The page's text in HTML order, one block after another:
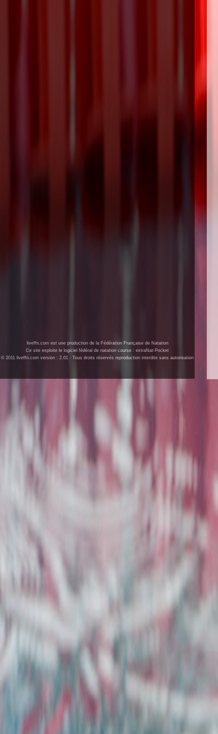
liveffn.com est une production de la Fédération Française de Natation
Ce site exploite le logiciel fédéral de natation course : extraNat-Pocket
© 2011 liveffn.com version : 2.01 - Tous droits réservés reproduction interdite sans autorisation